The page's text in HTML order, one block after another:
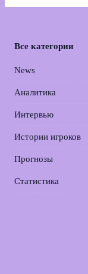
Все категории
News
Аналитика
Интервью
Истории игроков
Прогнозы
Статистика